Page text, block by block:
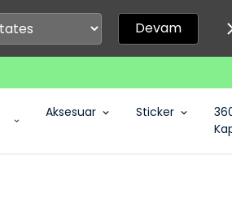
Devam
Aksesuar Sticker